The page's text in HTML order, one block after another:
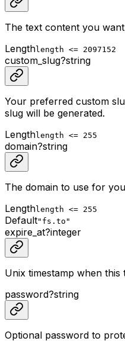
The text content you
Lengthlength <= 2097152
custom_slug?string
Your preferred custom
slug will be generated.
Lengthlength <= 255
domain?string
The domain to use for
Lengthlength <= 255
Default"fs.to"
expire_at?integer
Unix timestamp when
password?string
Optional password to